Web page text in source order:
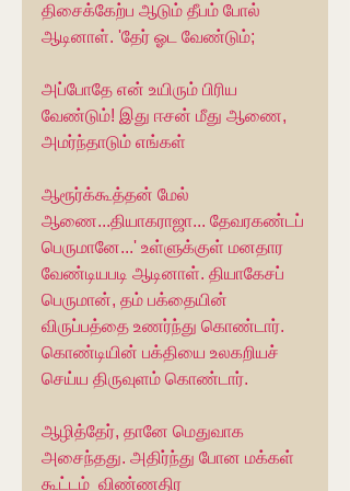
திசைக்கேற்ப ஆடும் தீபம் போல்
ஆடினாள். 'தேர் ஓட வேண்டும்;
அப்போதே என் உயிரும் பிரிய
வேண்டும்! இது ஈசன் மீது ஆணை,
அமர்ந்தாடும் எங்கள்
ஆரூர்க்கூத்தன் மேல்
ஆணை...தியாகராஜா... தேவரகண்டப்
பெருமானே...' உள்ளுக்குள் மனதார
வேண்டியபடி ஆடினாள். தியாகேசப்
பெருமான், தம் பக்தையின்
விருப்பத்தை உணர்ந்து கொண்டார்.
கொண்டியின் பக்தியை உலகறியச்
செய்ய திருவுளம் கொண்டார்.
ஆழித்தேர், தானே மெதுவாக
அசைந்தது. அதிர்ந்து போன மக்கள்
கூட்டம்  விண்ணதிர